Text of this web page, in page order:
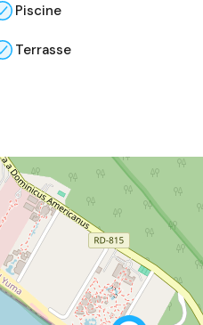
Piscine
Terrasse